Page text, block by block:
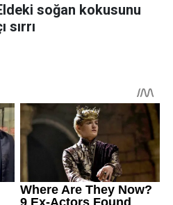
soğan kokusunu
sırrı